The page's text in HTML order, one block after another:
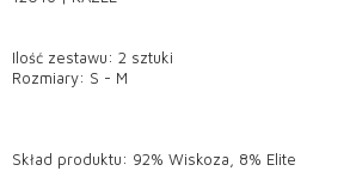
Ilość zestawu: 2 sztuki
Rozmiary: S - M
Skład produktu: 92% Wiskoza, 8% Elite